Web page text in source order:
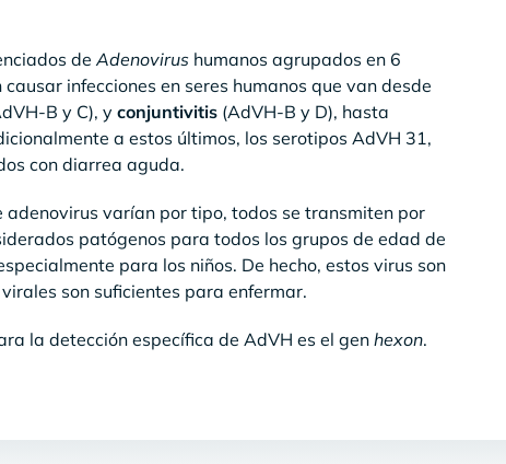
deAdenovirushumanos agrupados en 6
infecciones en seres humanos que van desde
B y C), yconjuntivitis(AdVH-B y D), hasta
a estos últimos, los serotipos AdVH 31,
con diarrea aguda.
varían por tipo, todos se transmiten por
patógenos para todos los grupos de edad de
para los niños. De hecho, estos virus son
son suficientes para enfermar.
la detección específica de AdVH es el gen hexon.